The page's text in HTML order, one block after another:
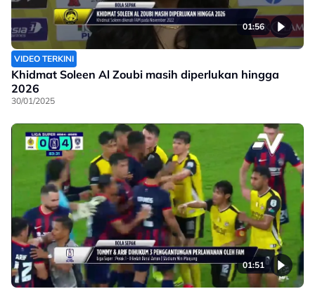
01:56
VIDEO TERKINI
Khidmat Soleen Al Zoubi masih diperlukan hingga
2026
30/01/2025
01:51